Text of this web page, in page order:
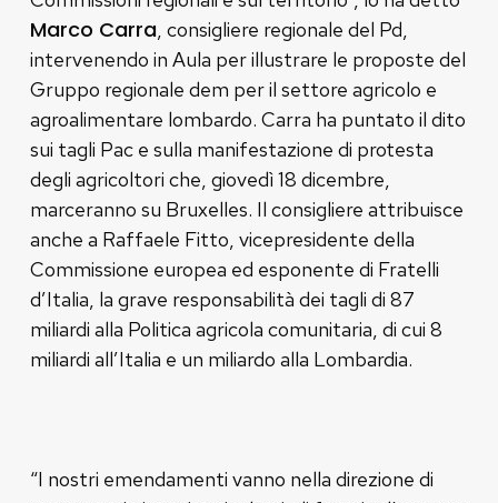
Marco Carra, consigliere regionale del Pd,
intervenendo in Aula per illustrare le proposte del
Gruppo regionale dem per il settore agricolo e
agroalimentare lombardo. Carra ha puntato il dito
sui tagli Pac e sulla manifestazione di protesta
degli agricoltori che, giovedì 18 dicembre,
marceranno su Bruxelles. Il consigliere attribuisce
anche a Raffaele Fitto, vicepresidente della
Commissione europea ed esponente di Fratelli
d’Italia, la grave responsabilità dei tagli di 87
miliardi alla Politica agricola comunitaria, di cui 8
miliardi all’Italia e un miliardo alla Lombardia.
“I nostri emendamenti vanno nella direzione di